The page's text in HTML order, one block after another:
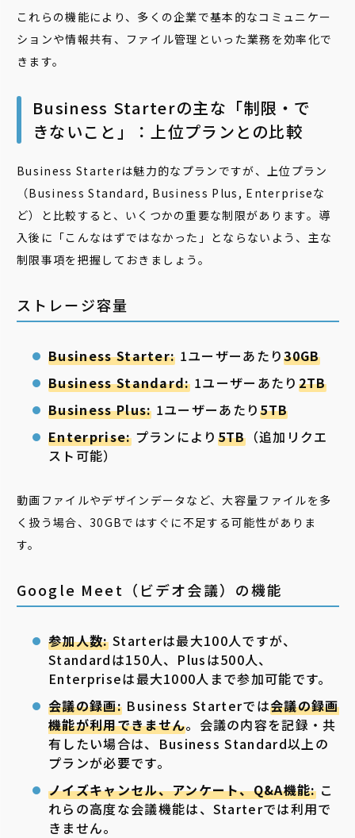
これらの機能により、多くの企業で基本的なコミュニケー
ションや情報共有、ファイル管理といった業務を効率化で
きます。
Business Starterの主な「制限・で
きないこと」：上位プランとの比較
Business Starterは魅力的なプランですが、上位プラン
（Business Standard, Business Plus, Enterpriseな
ど）と比較すると、いくつかの重要な制限があります。導
入後に「こんなはずではなかった」とならないよう、主な
制限事項を把握しておきましょう。
ストレージ容量
Business Starter: 1ユーザーあたり30GB
Business Standard:1ユーザーあたり 2TB
Business Plus: 1ユーザーあたり5TB
Enterprise:プランにより 5TB（追加リクエ
スト可能）
動画ファイルやデザインデータなど、大容量ファイルを多
く扱う場合、30GBではすぐに不足する可能性がありま
す。
Google Meet（ビデオ会議）の機能
参加人数:Starterは最大100人ですが、
Standardは150人、Plusは500人、
Enterpriseは最大1000人まで参加可能です。
会議の録画:Business Starterでは会議の録画
機能が利用できません。会議の内容を記録・共
有したい場合は、Business Standard以上の
プランが必要です。
ノイズキャンセル、アンケート、Q&A機能:こ
れらの高度な会議機能は、Starterでは利用で
きません。